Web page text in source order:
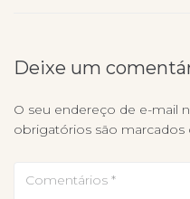
Deixe um
O seu endereço de e-mail
obrigatórios são marcados